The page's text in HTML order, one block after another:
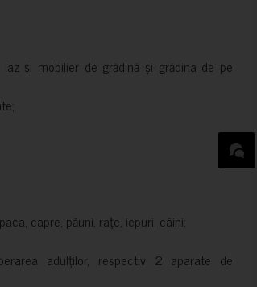
și mobilier de grădină și grădina de pe
capre, păuni, rațe, iepuri, câini;
adulților, respectiv 2 aparate de